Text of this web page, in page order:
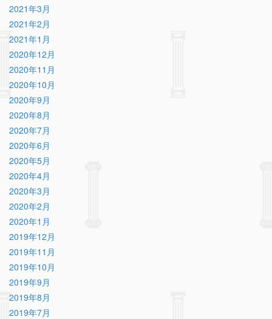
2021年3月
2021年2月
2021年1月
2020年12月
2020年11月
2020年10月
2020年9月
2020年8月
2020年7月
2020年6月
2020年5月
2020年4月
2020年3月
2020年2月
2020年1月
2019年12月
2019年11月
2019年10月
2019年9月
2019年8月
2019年7月